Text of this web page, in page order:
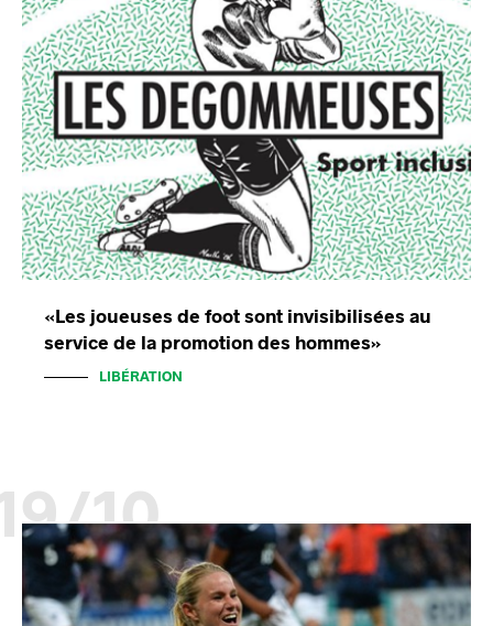
«Les joueuses de foot sont invisibilisées au
service de la promotion des hommes»
LIBÉRATION
10